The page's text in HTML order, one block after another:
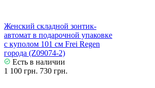
Женский складной зонтик-
автомат в подарочной упаковке
с куполом 101 см Frei Regen
города (Z09074-2)
Есть в наличии
1 100 грн. 730 грн.